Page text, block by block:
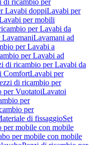
di ricambio per
Lavabi doppiLavabi per
per mobili
per Lavabi da
Lavamani ad
per Lavabi a
per Lavabi ad
di ricambio per Lavabi da
ComfortLavabi per
di ricambio per
per VuotatoiLavatoi
per
per
di fissaggioSet
per mobile con mobile
per mobile con mobile